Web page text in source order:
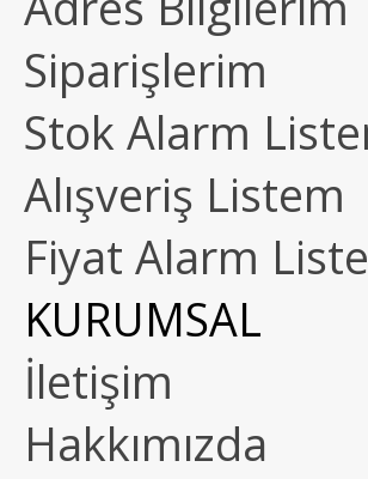
Siparişlerim
Stok Alarm
Alışveriş Listem
Fiyat Alarm
KURUMSAL
İletişim
Hakkımızda